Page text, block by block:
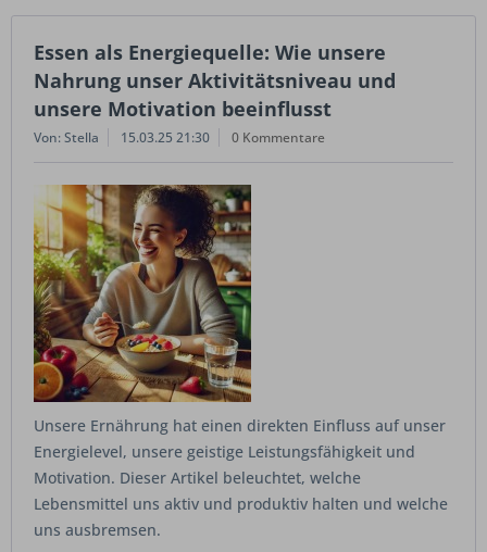
Essen als Energiequelle: Wie unsere
Nahrung unser Aktivitätsniveau und
unsere Motivation beeinflusst
Von: Stella 15.03.25 21:30 0 Kommentare
Unsere Ernährung hat einen direkten Einfluss auf unser
Energielevel, unsere geistige Leistungsfähigkeit und
Motivation. Dieser Artikel beleuchtet, welche
Lebensmittel uns aktiv und produktiv halten und welche
uns ausbremsen.